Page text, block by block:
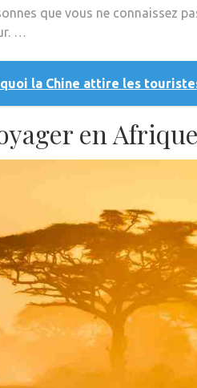
que vous ne connaissez
…
la Chine attire les
en